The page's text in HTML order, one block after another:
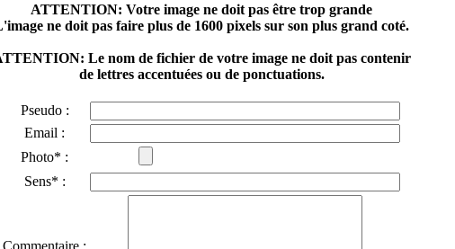
ATTENTION: Votre image ne doit pas être trop grande
ne doit pas faire plus de 1600 pixels sur son plus grand coté.
Le nom de fichier de votre image ne doit pas contenir
de lettres accentuées ou de ponctuations.
Pseudo :
Email :
Photo* :
Sens* :
Commentaire :